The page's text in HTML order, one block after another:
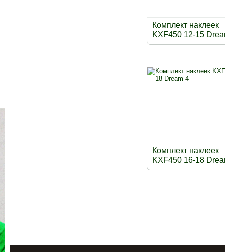
Комплект наклеек
KXF450 12-15
Комплект наклеек
KXF450 16-18